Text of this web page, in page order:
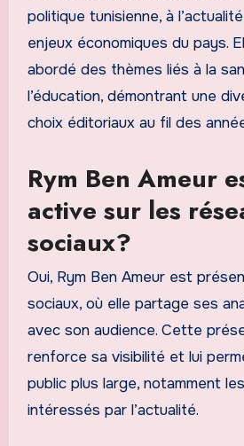
politique tunisienne, à
enjeux économiques du pays.
abordé des thèmes liés à la
l’éducation, démontrant une
choix éditoriaux au fil des
Rym Ben Ameur
active sur les
sociaux?
Oui, Rym Ben Ameur est
sociaux, où elle partage ses
avec son audience. Cette
renforce sa visibilité et lui
public plus large, notamment
intéressés par l’actualité.